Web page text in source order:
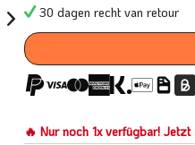
30 dagen recht van retour
🔥 Nur noch 1x verfügbar! Jetzt